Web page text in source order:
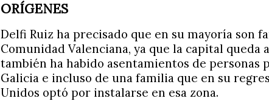
ORÍGENES
Delfi Ruiz ha precisado que en su mayoría son
Comunidad Valenciana, ya que la capital queda
también ha habido asentamientos de personas
Galicia e incluso de una familia que en su
Unidos optó por instalarse en esa zona.